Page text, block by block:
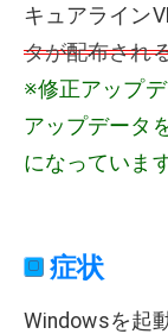
キュアライン
タが配布され
※修正アップ
アップデータ
になっています
症状
Windowsを起